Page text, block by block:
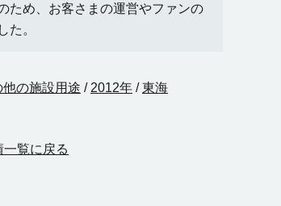
め、お客さまの運営やファンの
た。
他の施設用途 / 2012年 /東海
一覧に戻る